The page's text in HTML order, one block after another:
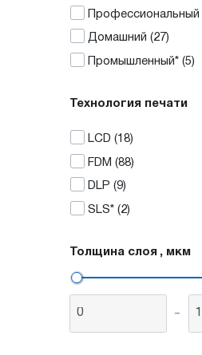
Профессиональный
Домашний (27)
Промышленный* (5)
Технология печати
LCD (18)
FDM (88)
DLP (9)
SLS* (2)
Толщина слоя , мкм
-